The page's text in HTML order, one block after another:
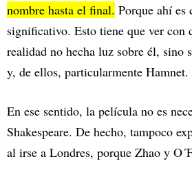
nombre hasta el final. Porque ahí es
significativo. Esto tiene que ver con
realidad no hecha luz sobre él, sino
y, de ellos, particularmente Hamnet.
En ese sentido, la película no es
Shakespeare. De hecho, tampoco
al irse a Londres, porque Zhao y